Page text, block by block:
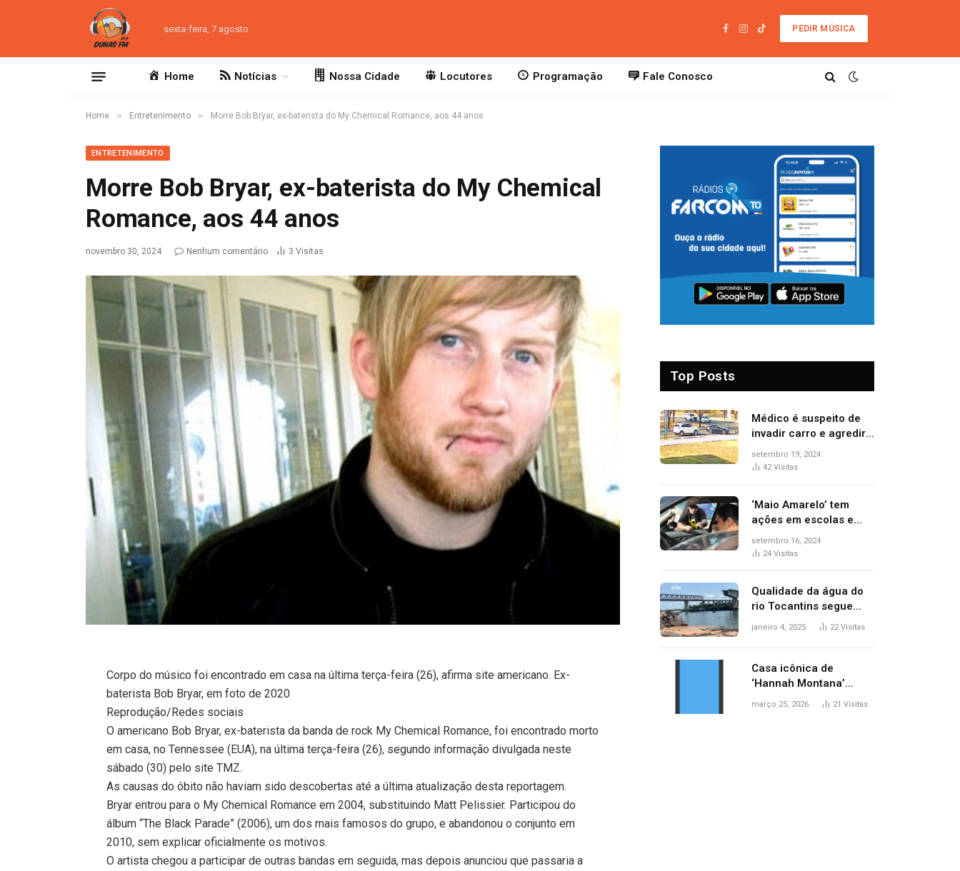
sexta-feira, 7 agosto
Facebook
Instagram
TikTok
PEDIR MÚSICA
Home Notícias Nossa Cidade Locutores Programação Fale Conosco
Home » Entretenimento » Morre Bob Bryar, ex-baterista do My Chemical Romance, aos 44 anos
ENTRETENIMENTO
Morre Bob Bryar, ex-baterista do My Chemical
Romance, aos 44 anos
novembro 30, 2024 Nenhum comentário 3 Visitas
Corpo do músico foi encontrado em casa na última terça-feira (26), afirma site americano. Ex-
baterista Bob Bryar, em foto de 2020
Reprodução/Redes sociais
O americano Bob Bryar, ex-baterista da banda de rock My Chemical Romance, foi encontrado morto
em casa, no Tennessee (EUA), na última terça-feira (26), segundo informação divulgada neste
sábado (30) pelo site TMZ.
As causas do óbito não haviam sido descobertas até a última atualização desta reportagem.
Bryar entrou para o My Chemical Romance em 2004, substituindo Matt Pelissier. Participou do
álbum “The Black Parade” (2006), um dos mais famosos do grupo, e abandonou o conjunto em
2010, sem explicar oficialmente os motivos.
O artista chegou a participar de outras bandas em seguida, mas depois anunciou que passaria a
Top Posts
Médico é suspeito de
invadir carro e agredir
delegado aposentado
durante confusão no
setembro 19, 2024
42Visitas
‘Maio Amarelo’ tem
ações em escolas e
ruas para prevenir
acidentes no trânsito
setembro 16, 2024
24 Visitas
Qualidade da água do
rio Tocantins segue
sem indicar alterações
afirma ANA
janeiro 4, 2025 22Visitas
Casa icônica de
‘Hannah Montana’
poderá ser alugada por
março 25, 2026 21 Visitas